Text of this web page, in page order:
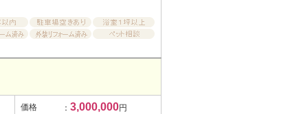
価格 ： 3,000,000円